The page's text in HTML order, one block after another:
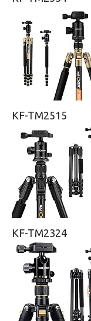
KF-TM2515
KF-TM2324